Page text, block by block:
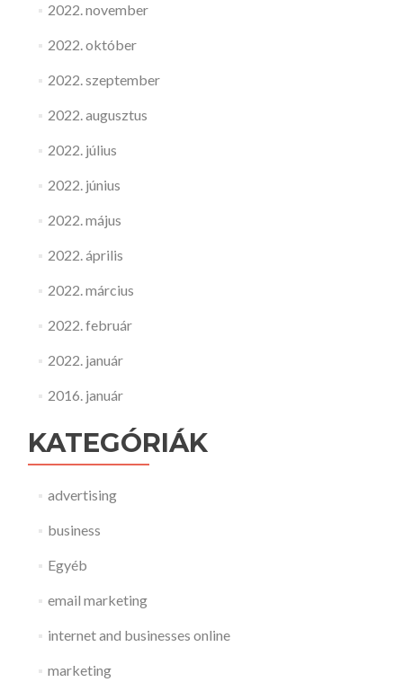
2022. november
2022. október
2022. szeptember
2022. augusztus
2022. július
2022. június
2022. május
2022. április
2022. március
2022. február
2022. január
2016. január
KATEGÓRIÁK
advertising
business
Egyéb
email marketing
internet and businesses online
marketing